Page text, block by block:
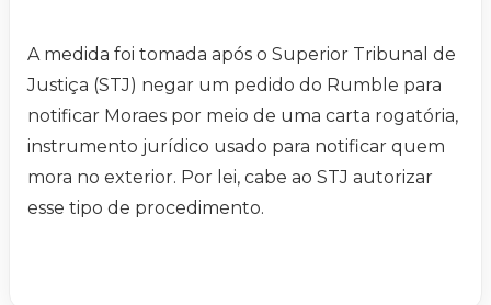
A medida foi tomada após o Superior Tribunal de
Justiça (STJ) negar um pedido do Rumble para
notificar Moraes por meio de uma carta rogatória,
instrumento jurídico usado para notificar quem
mora no exterior. Por lei, cabe ao STJ autorizar
esse tipo de procedimento.